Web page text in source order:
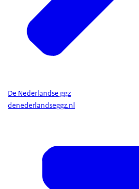
De Nederlandse ggz
denederlandseggz.nl